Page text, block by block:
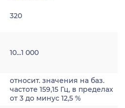
320
10...1 000
относит. значения на баз.
частоте 159,15 Гц, в пределах
от 3 до минус 12,5 %